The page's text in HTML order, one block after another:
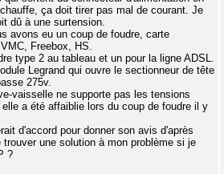
ça doit tirer pas mal de courant. Je
dû à une surtension.
avons eu un coup de foudre, carte
Freebox, HS.
type 2 au tableau et un pour la ligne ADSL.
Legrand qui ouvre le sectionneur de tête
275v.
vaisselle ne supporte pas les tensions
a été affaiblie lors du coup de foudre il y
d'accord pour donner son avis d'après
une solution à mon problème si je
?